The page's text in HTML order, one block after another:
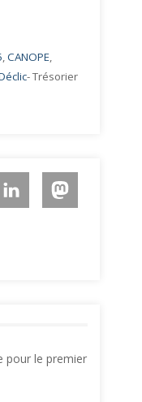
,CANOPE,
- Trésorier
pour le premier